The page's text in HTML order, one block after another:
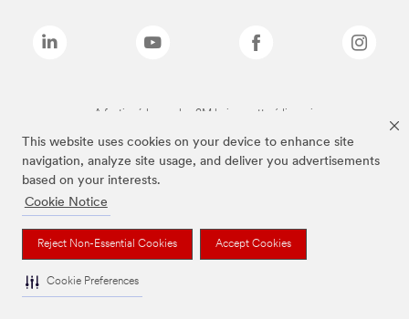
This website uses cookies on your device to enhance site
navigation, analyze site usage, and deliver you advertisements
based on your interests.
Cookie Notice
Reject Non-Essential Cookies Accept Cookies
Cookie Preferences
A fenti márkanevek a 3M bejegyzett védjegyei.